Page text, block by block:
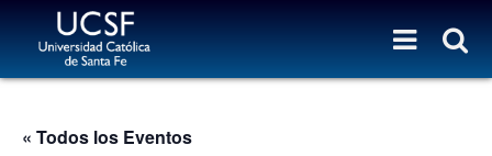
« Todos los Eventos